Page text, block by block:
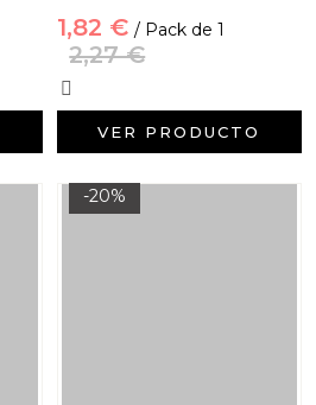
1,82 € / Pack de 1
2,27 €
VER PRODUCTO
-20%